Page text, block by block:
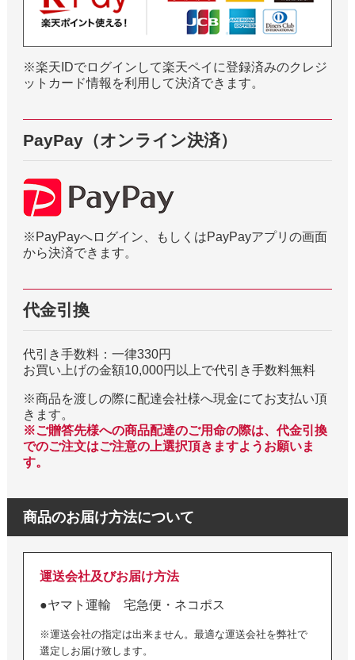
※楽天IDでログインして楽天ペイに登録済みのクレジ
ットカード情報を利用して決済できます。
PayPay（オンライン決済）
※PayPayへログイン、もしくはPayPayアプリの画面
から決済できます。
代金引換
代引き手数料：一律330円
お買い上げの金額10,000円以上で代引き手数料無料
※商品を渡しの際に配達会社様へ現金にてお支払い頂
きます。
※ご贈答先様への商品配達のご用命の際は、代金引換
でのご注文はご注意の上選択頂きますようお願いま
す。
商品のお届け方法について
運送会社及びお届け方法
●ヤマト運輸 宅急便・ネコポス
※運送会社の指定は出来ません。最適な運送会社を弊社で
選定しお届け致します。